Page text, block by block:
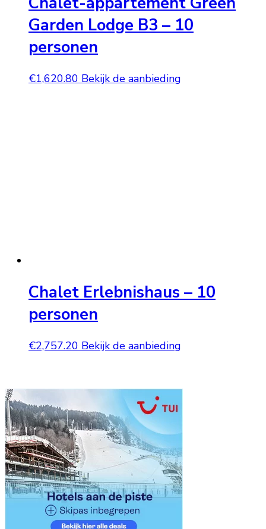
Garden Lodge B3 – 10
personen
€1,620.80 Bekijk de aanbieding
Chalet Erlebnishaus – 10
personen
€2,757.20 Bekijk de aanbieding